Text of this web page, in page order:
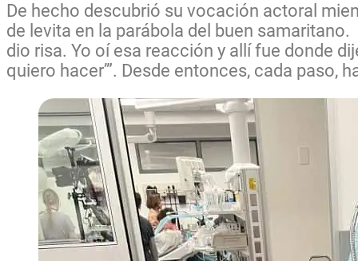
De hecho descubrió su vocación actoral
de levita en la parábola del buen
dio risa. Yo oí esa reacción y allí fue donde
quiero hacer’”. Desde entonces, cada paso,